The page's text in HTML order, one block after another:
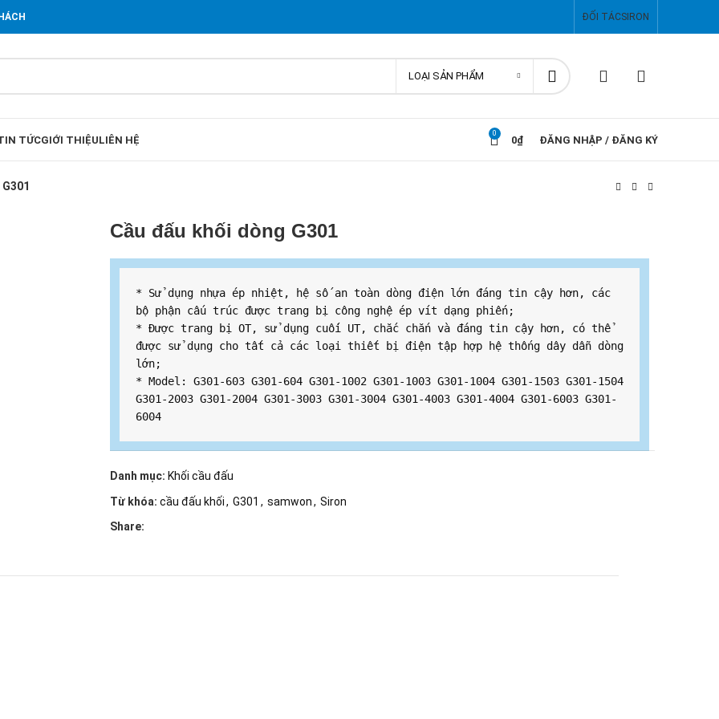
ĐỐI TÁCSIRON
LOẠI SẢN PHẨM
TỨCGIỚI THIỆULIÊN HỆ
0
0₫ ĐĂNG NHẬP / ĐĂNG KÝ
Cầu đấu khối dòng G301
* Sử dụng nhựa ép nhiệt, hệ số an toàn dòng điện lớn đáng tin cậy hơn, các
bộ phận cấu trúc được trang bị công nghệ ép vít dạng phiến;
* Được trang bị OT, sử dụng cuối UT, chắc chắn và đáng tin cậy hơn, có thể
được sử dụng cho tất cả các loại thiết bị điện tập hợp hệ thống dây dẫn dòng
lớn;
* Model: G301-603 G301-604 G301-1002 G301-1003 G301-1004 G301-1503 G301-1504
G301-2003 G301-2004 G301-3003 G301-3004 G301-4003 G301-4004 G301-6003 G301-
6004
Danh mục: Khối cầu đấu
Từ khóa: cầu đấu khối, G301 , samwon, Siron
Share: